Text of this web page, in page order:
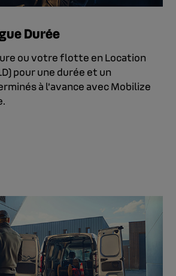
Durée
ou votre flotte en Location
pour une durée et un
à l’avance avec Mobilize